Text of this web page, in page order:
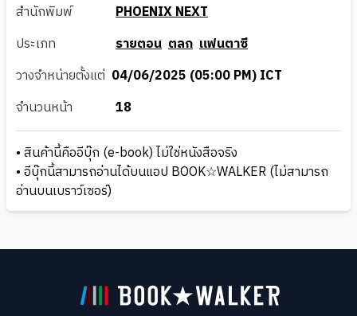
สำนักพิมพ์
PHOENIX NEXT
ประเภท
รายตอน ตลก แฟนตาซี
วางจำหน่ายตั้งแต่ 04/06/2025 (05:00 PM) ICT
จำนวนหน้า
18
• สินค้านี้คืออีบุ๊ก (e-book) ไม่ใช่หนังสือจริง
• อีบุ๊กนี้สามารถอ่านได้บนแอป BOOK☆WALKER (ไม่สามารถ
อ่านบนเบราว์เซอร์)